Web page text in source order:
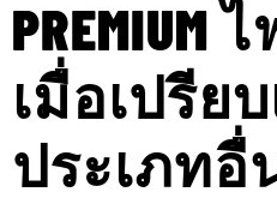
PREMIUM
เมื่อเปรีย
ประเภทอื่